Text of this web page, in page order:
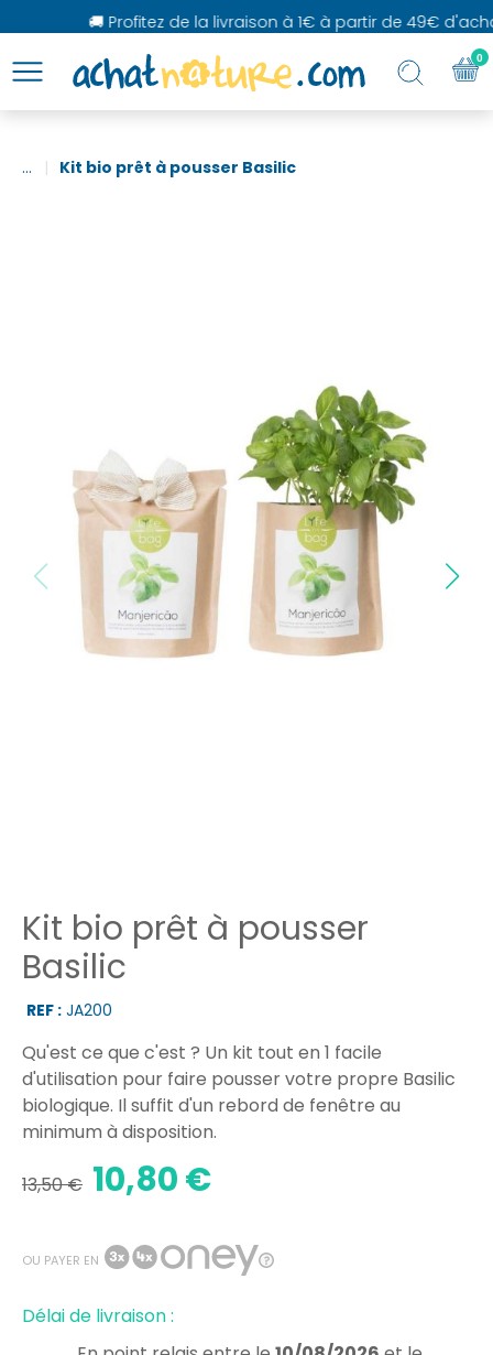
🚚 Profitez de la livraison à 1€ à partir de 49€ d'achat
... Kit bio prêt à pousser Basilic
Kit bio prêt à pousser
Basilic
REF : JA200
Qu'est ce que c'est ? Un kit tout en 1 facile
d'utilisation pour faire pousser votre propre Basilic
biologique. Il suffit d'un rebord de fenêtre au
minimum à disposition.
13,50 € 10,80 €
OU PAYER EN
Délai de livraison :
0